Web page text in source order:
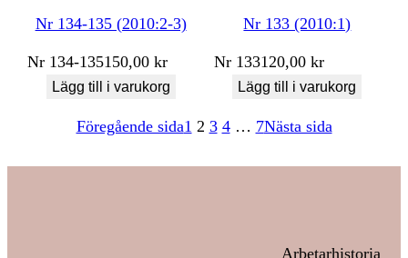
Nr 134-135 (2010:2-3)
Nr 134-135150,00kr
Lägg till i varukorg
Nr 133 (2010:1)
Nr 133120,00kr
Lägg till i varukorg
Föregående sida1 2 3 4 … 7Nästa sida
Arbetarhistoria